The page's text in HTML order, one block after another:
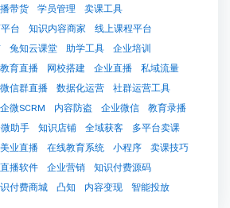
带货 学员管理
卖课工具
台 知识内容商家
线上课程平台
兔知云课堂 助学工具
企业培训
教育直播 网校搭建 企业直播
私域流量
微信群直播 数据化运营
社群运营工具
企微SCRM 内容防盗 企业微信
教育录播
助手 知识店铺 全域获客
多平台卖课
美业直播 在线教育系统 小程序
卖课技巧
直播软件 企业营销
知识付费源码
付费商城 凸知 内容变现 智能投放